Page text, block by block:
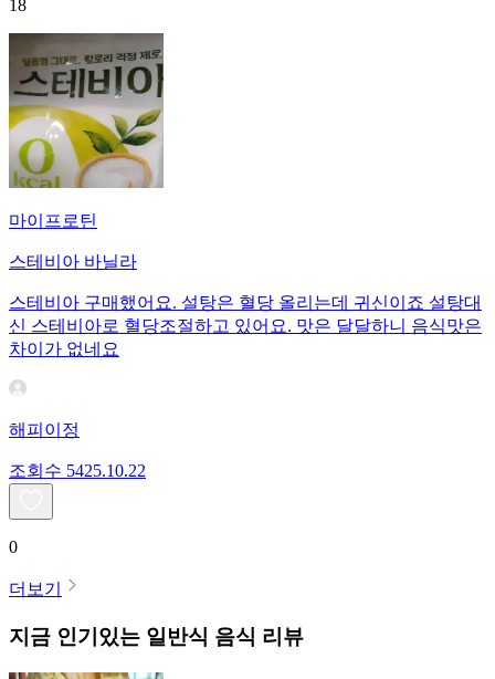
18
마이프로틴
스테비아 바닐라
스테비아 구매했어요. 설탕은 혈당 올리는데 귀신이죠 설탕대
신 스테비아로 혈당조절하고 있어요. 맛은 달달하니 음식맛은
차이가 없네요
해피이정
조회수 5425.10.22
0
더보기
지금 인기있는 일반식 음식 리뷰